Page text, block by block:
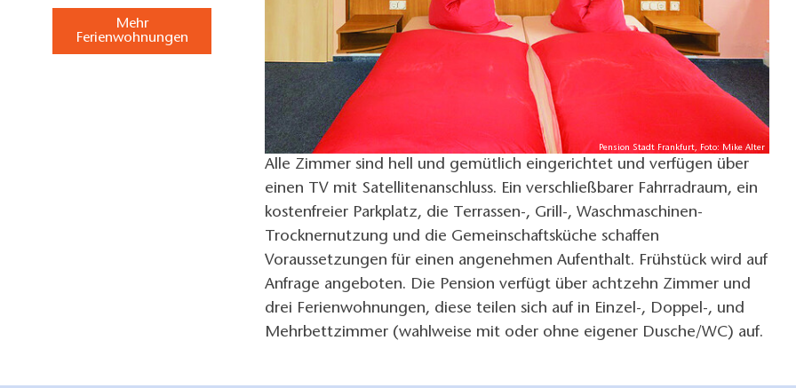
Mehr
Ferienwohnungen
Pension Stadt Frankfurt, Foto: Mike Alter
Alle Zimmer sind hell und gemütlich eingerichtet und verfügen über
einen TV mit Satellitenanschluss. Ein verschließbarer Fahrradraum, ein
kostenfreier Parkplatz, die Terrassen-, Grill-, Waschmaschinen-
Trocknernutzung und die Gemeinschaftsküche schaffen
Voraussetzungen für einen angenehmen Aufenthalt. Frühstück wird auf
Anfrage angeboten. Die Pension verfügt über achtzehn Zimmer und
drei Ferienwohnungen, diese teilen sich auf in Einzel-, Doppel-, und
Mehrbettzimmer (wahlweise mit oder ohne eigener Dusche/WC) auf.